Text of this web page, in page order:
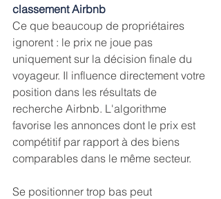
classement Airbnb
Ce que beaucoup de propriétaires
ignorent : le prix ne joue pas
uniquement sur la décision finale du
voyageur. Il influence directement votre
position dans les résultats de
recherche Airbnb. L'algorithme
favorise les annonces dont le prix est
compétitif par rapport à des biens
comparables dans le même secteur.
Se positionner trop bas peut